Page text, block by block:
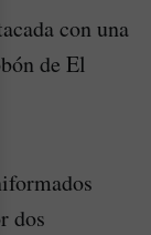
con una
de El
dos